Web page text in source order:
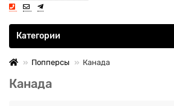
Все категории
Категории
Попперсы Канада
Канада